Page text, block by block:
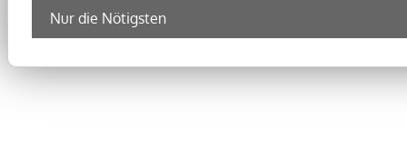
Nur die Nötigsten